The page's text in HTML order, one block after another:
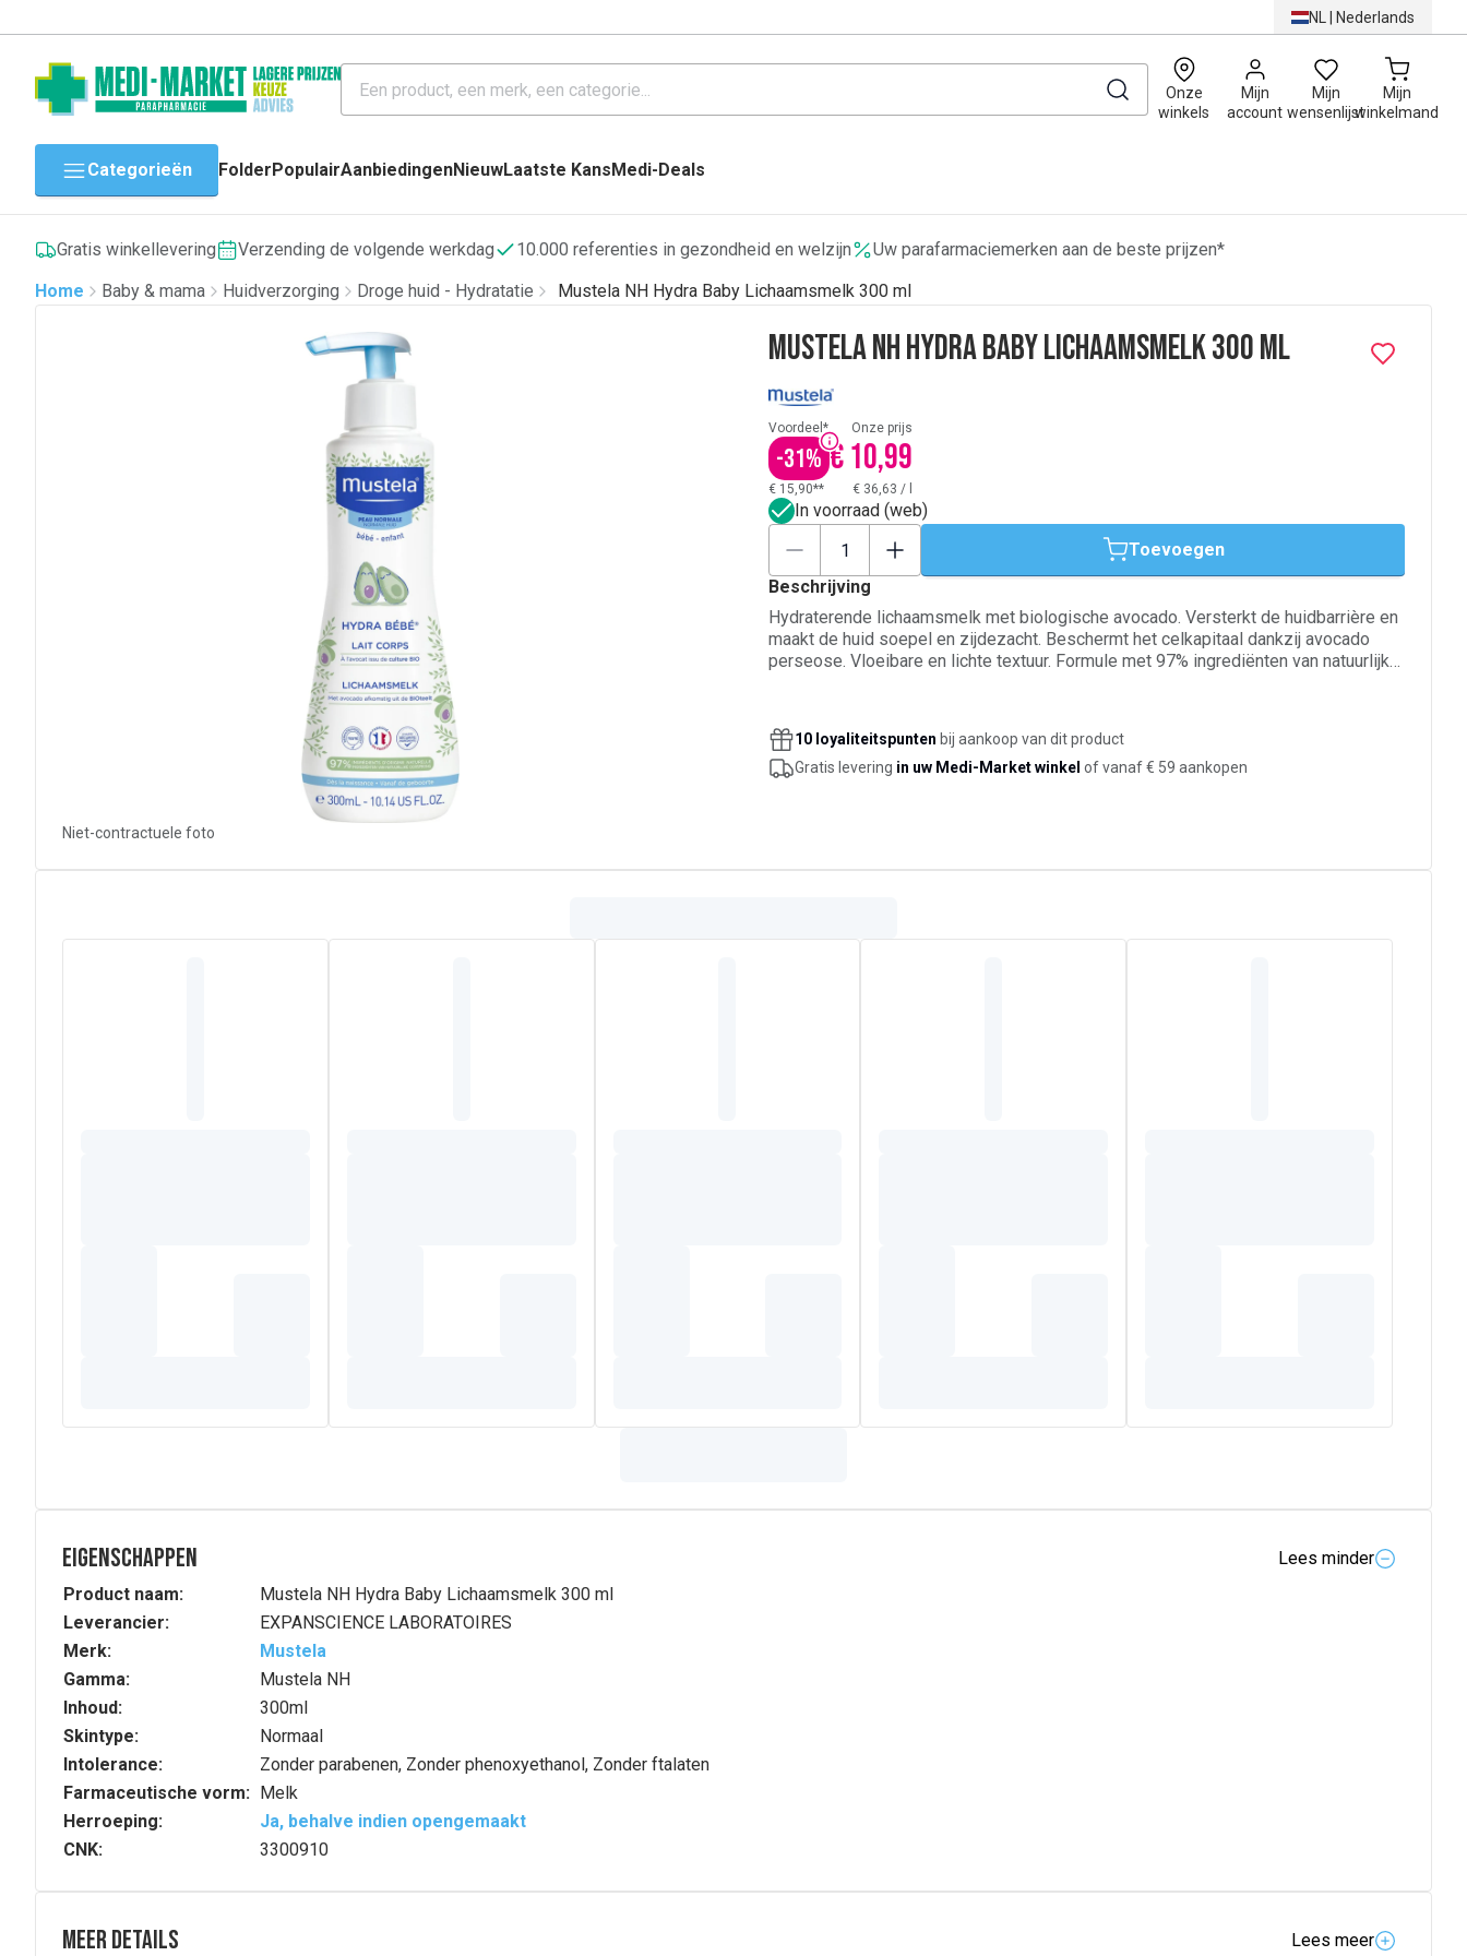
NL | Nederlands
Onze
winkels
Mijn
account
Mijn
wensenlijst
Mijn
winkelmand
0
Categorieën FolderPopulairAanbiedingenNieuwLaatste KansMedi-Deals
Gratis winkellevering Verzending de volgende werkdag 10.000 referenties in gezondheid en welzijn
Uw parafarmaciemerken aan de beste prijzen*
Home
Baby & mama Huidverzorging Droge huid - Hydratatie Mustela NH Hydra Baby Lichaamsmelk 300 ml
Niet-contractuele foto
Mustela NH Hydra Baby Lichaamsmelk 300 ml
Voordeel*
-31%
Onze prijs
€ 10,99
€ 15,90** € 36,63 /
In voorraad (web)
Toevoegen
Beschrijving
Hydraterende lichaamsmelk met biologische avocado. Versterkt de huidbarrière en
maakt de huid soepel en zijdezacht. Beschermt het celkapitaal dankzij avocado
perseose. Vloeibare en lichte textuur. Formule met 97% ingrediënten van natuurlijke
Franse makelij. Voor baby’s en kinderen vanaf de geboorte.
10 loyaliteitspunten bij aankoop van dit product
Gratis levering in uw Medi-Market winkel of vanaf € 59 aankopen
Eigenschappen
Lees minder
Product naam:
Mustela NH Hydra Baby Lichaamsmelk 300 ml
Leverancier:
EXPANSCIENCE LABORATOIRES
Merk:
Mustela
Gamma:
Mustela NH
Inhoud:
300ml
Skintype:
Normaal
Intolerance:
Zonder parabenen, Zonder phenoxyethanol, Zonder ftalaten
Farmaceutische vorm: Melk
Herroeping:
Ja, behalve indien opengemaakt
CNK:
3300910
Meer details
Lees meer